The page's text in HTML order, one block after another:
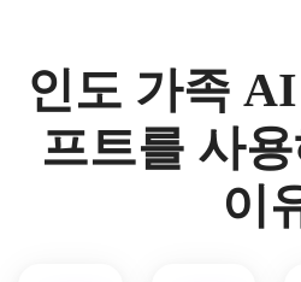
인도 가족
프트를 사
이